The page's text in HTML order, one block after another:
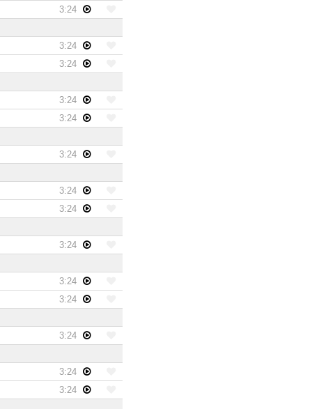
3:24
3:24
3:24
3:24
3:24
3:24
3:24
3:24
3:24
3:24
3:24
3:24
3:24
3:24